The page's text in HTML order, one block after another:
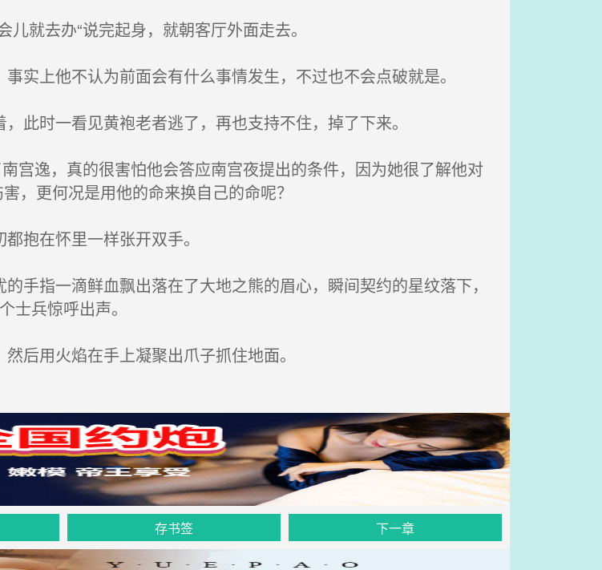
就去办“说完起身，就朝客厅外面走去。
实上他不认为前面会有什么事情发生，不过也不会点破就是。
此时一看见黄袍老者逃了，再也支持不住，掉了下来。
宫逸，真的很害怕他会答应南宫夜提出的条件，因为她很了解他对
，更何况是用他的命来换自己的命呢？
抱在怀里一样张开双手。
手指一滴鲜血飘出落在了大地之熊的眉心，瞬间契约的星纹落下，
士兵惊呼出声。
后用火焰在手上凝聚出爪子抓住地面。
存书签 下一章